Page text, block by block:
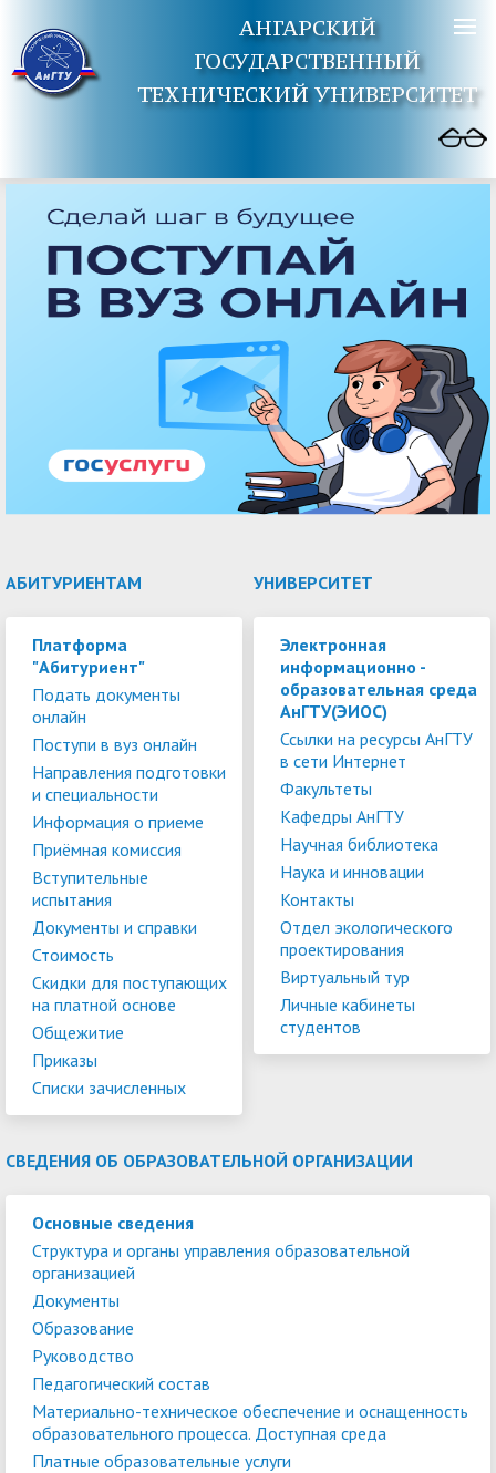
АНГАРСКИЙ
ГОСУДАРСТВЕННЫЙ
ТЕХНИЧЕСКИЙ УНИВЕРСИТЕТ
АБИТУРИЕНТАМ
Платформа
"Абитуриент"
Подать документы
онлайн
Поступи в вуз онлайн
Направления подготовки
и специальности
Информация о приеме
Приёмная комиссия
Вступительные
испытания
Документы и справки
Стоимость
Скидки для поступающих
на платной основе
Общежитие
Приказы
Списки зачисленных
УНИВЕРСИТЕТ
Электронная
информационно -
образовательная среда
АнГТУ(ЭИОС)
Ссылки на ресурсы АнГТУ
в сети Интернет
Факультеты
Кафедры АнГТУ
Научная библиотека
Наука и инновации
Контакты
Отдел экологического
проектирования
Виртуальный тур
Личные кабинеты
студентов
СВЕДЕНИЯ ОБ ОБРАЗОВАТЕЛЬНОЙ ОРГАНИЗАЦИИ
Основные сведения
Структура и органы управления образовательной
организацией
Документы
Образование
Руководство
Педагогический состав
Материально-техническое обеспечение и оснащенность
образовательного процесса. Доступная среда
Платные образовательные услуги